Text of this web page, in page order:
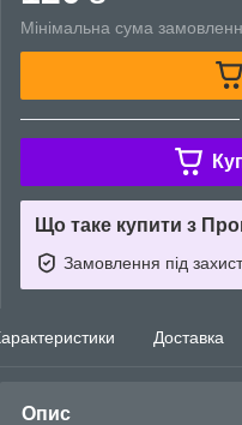
Мінімальна сума
Що таке купити з
Замовлення під
Доставка
Опис